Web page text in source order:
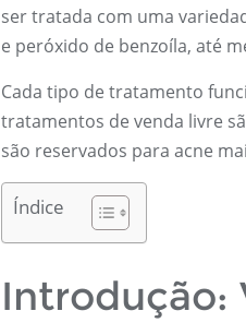
ser tratada com uma
e peróxido de benzoíla, até
Cada tipo de tratamento
tratamentos de venda livre
são reservados para acne
Índice
Introdução: